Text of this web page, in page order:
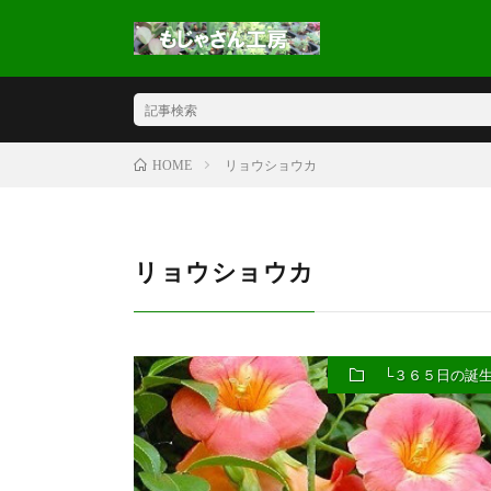
HOME リョウショウカ
リョウショウカ
└３６５日の誕